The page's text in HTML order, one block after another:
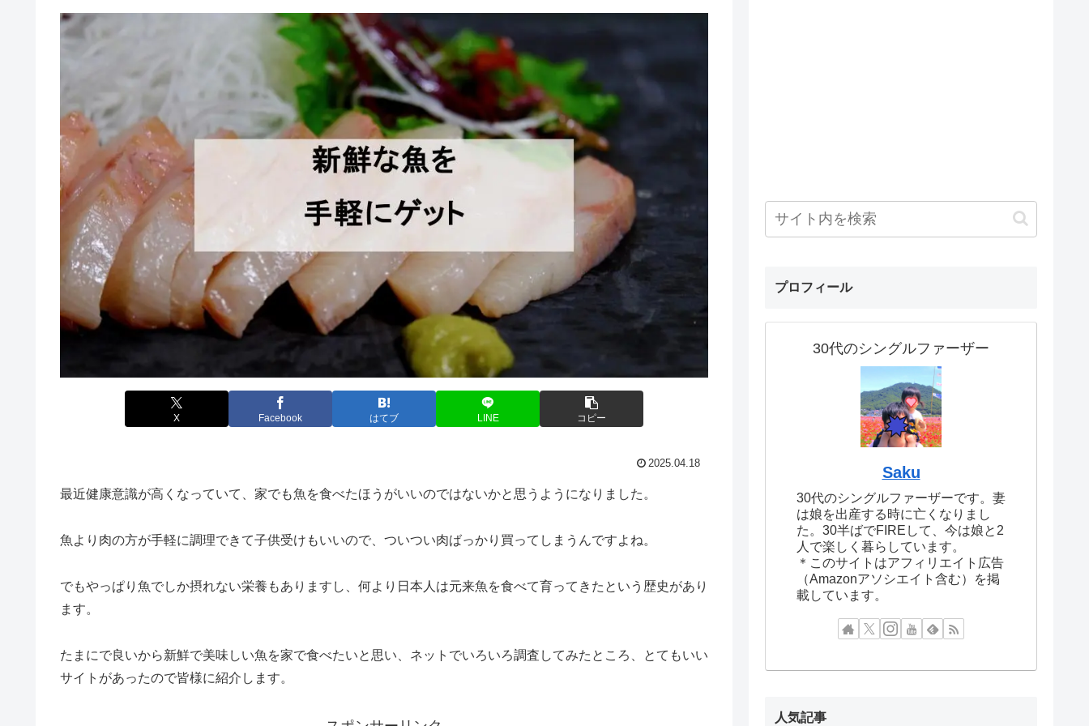
X Facebook はてブ LINE コピー
2025.04.18
最近健康意識が高くなっていて、家でも魚を食べたほうがいいのではないかと思うようになりました。
魚より肉の方が手軽に調理できて子供受けもいいので、ついつい肉ばっかり買ってしまうんですよね。
でもやっぱり魚でしか摂れない栄養もありますし、何より日本人は元来魚を食べて育ってきたという歴史があり
ます。
たまにで良いから新鮮で美味しい魚を家で食べたいと思い、ネットでいろいろ調査してみたところ、とてもいい
サイトがあったので皆様に紹介します。
プロフィール
30代のシングルファーザー
Saku
30代のシングルファーザーです。妻
は娘を出産する時に亡くなりまし
た。30半ばでFIREして、今は娘と2
人で楽しく暮らしています。
＊このサイトはアフィリエイト広告
（Amazonアソシエイト含む）を掲
載しています。
人気記事